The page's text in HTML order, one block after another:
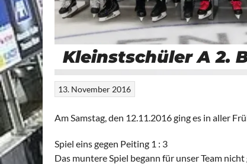
Kleinstschüler A 2.
13. November 2016
Am Samstag, den 12.11.2016 ging es in aller
Spiel eins gegen Peiting 1 : 3
Das muntere Spiel begann für unser Team